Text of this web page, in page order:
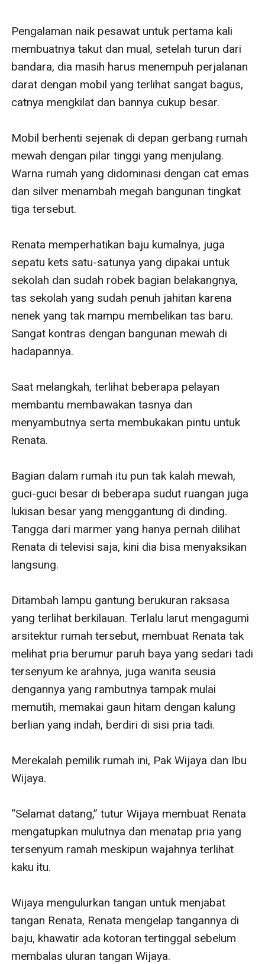
Pengalaman naik pesawat untuk pertama kali
membuatnya takut dan mual, setelah turun dari
bandara, dia masih harus menempuh perjalanan
darat dengan mobil yang terlihat sangat bagus,
catnya mengkilat dan bannya cukup besar.
Mobil berhenti sejenak di depan gerbang rumah
mewah dengan pilar tinggi yang menjulang.
Warna rumah yang didominasi dengan cat emas
dan silver menambah megah bangunan tingkat
tiga tersebut.
Renata memperhatikan baju kumalnya, juga
sepatu kets satu-satunya yang dipakai untuk
sekolah dan sudah robek bagian belakangnya,
tas sekolah yang sudah penuh jahitan karena
nenek yang tak mampu membelikan tas baru.
Sangat kontras dengan bangunan mewah di
hadapannya.
Saat melangkah, terlihat beberapa pelayan
membantu membawakan tasnya dan
menyambutnya serta membukakan pintu untuk
Renata.
Bagian dalam rumah itu pun tak kalah mewah,
guci-guci besar di beberapa sudut ruangan juga
lukisan besar yang menggantung di dinding.
Tangga dari marmer yang hanya pernah dilihat
Renata di televisi saja, kini dia bisa menyaksikan
langsung.
Ditambah lampu gantung berukuran raksasa
yang terlihat berkilauan. Terlalu larut mengagumi
arsitektur rumah tersebut, membuat Renata tak
melihat pria berumur paruh baya yang sedari tadi
tersenyum ke arahnya, juga wanita seusia
dengannya yang rambutnya tampak mulai
memutih, memakai gaun hitam dengan kalung
berlian yang indah, berdiri di sisi pria tadi.
Merekalah pemilik rumah ini, Pak Wijaya dan Ibu
Wijaya.
“Selamat datang,” tutur Wijaya membuat Renata
mengatupkan mulutnya dan menatap pria yang
tersenyum ramah meskipun wajahnya terlihat
kaku itu.
Wijaya mengulurkan tangan untuk menjabat
tangan Renata, Renata mengelap tangannya di
baju, khawatir ada kotoran tertinggal sebelum
membalas uluran tangan Wijaya.